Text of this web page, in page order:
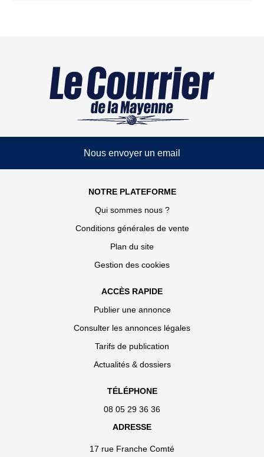
Nous envoyer un email
NOTRE PLATEFORME
Qui sommes nous ?
Conditions générales de vente
Plan du site
Gestion des cookies
ACCÈS RAPIDE
Publier une annonce
Consulter les annonces légales
Tarifs de publication
Actualités & dossiers
TÉLÉPHONE
08 05 29 36 36
ADRESSE
17 rue Franche Comté